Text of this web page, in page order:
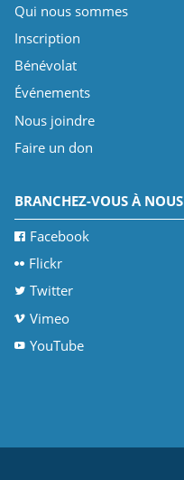
Qui nous sommes
Inscription
Bénévolat
Événements
Nous joindre
Faire un don
BRANCHEZ-VOUS À NOUS
Facebook
Flickr
Twitter
Vimeo
YouTube